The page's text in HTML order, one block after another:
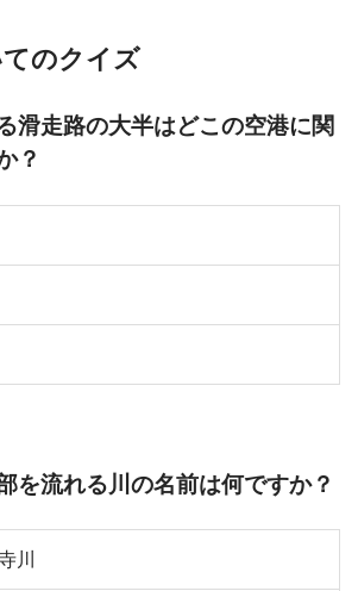
のクイズ
滑走路の大半はどこの空港に関
？
を流れる川の名前は何ですか？
川